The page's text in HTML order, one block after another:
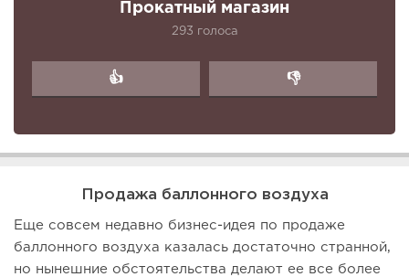
Прокатный магазин
293 голоса
👍 👎
Продажа баллонного воздуха
Еще совсем недавно бизнес-идея по продаже
баллонного воздуха казалась достаточно странной,
но нынешние обстоятельства делают ее все более